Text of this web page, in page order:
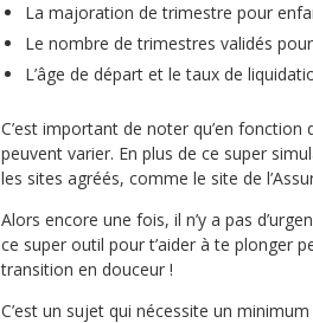
La majoration de trimestre pour
Le nombre de trimestres validés
L’âge de départ et le taux de
C’est important de noter qu’en
peuvent varier. En plus de ce super
les sites agréés, comme le site de
Alors encore une fois, il n’y a pas
ce super outil pour t’aider à te plonger
transition en douceur !
C’est un sujet qui nécessite un